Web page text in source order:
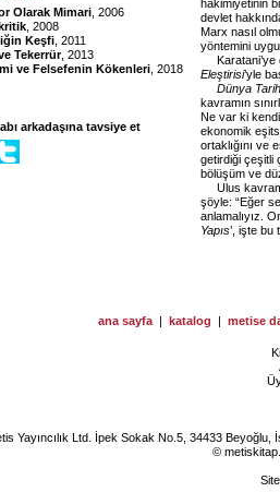
Olarak Mimari , 2006
, 2008
Keşfi , 2011
Tekerrür, 2013
ve Felsefenin Kökenleri , 2018
arkadaşına tavsiye et
hâkimiyetinin
devlet
Marx nasıl
yöntemini
Eleştirisi’yle
Dünya
kavramın
Ne var ki kendi
ekonomik
ortaklığını ve
getirdiği çeşitli
bölüşüm ve
Ulus
şöyle: “Eğer
anlamalıyız.
Yapıs’, işte bu
ana sayfa | katalog | metise
Yayıncılık Ltd. İpek Sokak No.5, 34433
©